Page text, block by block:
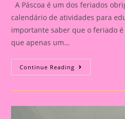
A Páscoa é um dos feriados
calendário de atividades para
importante saber que o feriado
que apenas um…
Continue Reading Kit
Para
Aos